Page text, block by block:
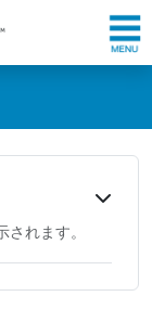
れます。